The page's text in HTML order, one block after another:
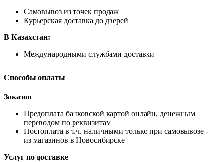
Самовывоз из точек продаж
Курьерская доставка до дверей
В Казахстан:
Международными службами доставки
Способы оплаты
Заказов
Предоплата банковской картой онлайн, денежным
переводом по реквизитам
Постоплата в т.ч. наличными только при самовывозе -
из магазинов в Новосибирске
Услуг по доставке